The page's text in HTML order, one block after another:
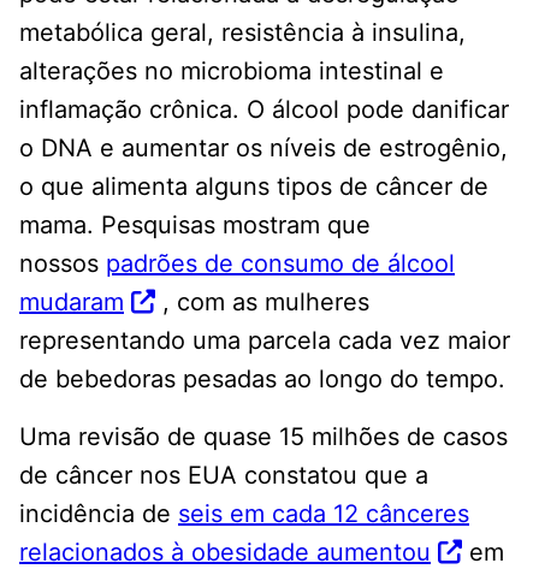
metabólica geral, resistência à insulina,
alterações no microbioma intestinal e
inflamação crônica. O álcool pode danificar
o DNA e aumentar os níveis de estrogênio,
o que alimenta alguns tipos de câncer de
mama. Pesquisas mostram que
nossos padrões de consumo de álcool
mudaram
, com as mulheres
representando uma parcela cada vez maior
de bebedoras pesadas ao longo do tempo.
Uma revisão de quase 15 milhões de casos
de câncer nos EUA constatou que a
incidência de seis em cada 12 cânceres
relacionados à obesidade aumentou
em